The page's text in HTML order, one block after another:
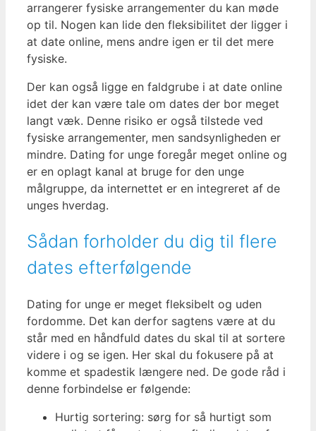
arrangerer fysiske arrangementer du kan møde
op til. Nogen kan lide den fleksibilitet der ligger i
at date online, mens andre igen er til det mere
fysiske.
Der kan også ligge en faldgrube i at date online
idet der kan være tale om dates der bor meget
langt væk. Denne risiko er også tilstede ved
fysiske arrangementer, men sandsynligheden er
mindre. Dating for unge foregår meget online og
er en oplagt kanal at bruge for den unge
målgruppe, da internettet er en integreret af de
unges hverdag.
Sådan forholder du dig til flere
dates efterfølgende
Dating for unge er meget fleksibelt og uden
fordomme. Det kan derfor sagtens være at du
står med en håndfuld dates du skal til at sortere
videre i og se igen. Her skal du fokusere på at
komme et spadestik længere ned. De gode råd i
denne forbindelse er følgende:
Hurtig sortering: sørg for så hurtigt som